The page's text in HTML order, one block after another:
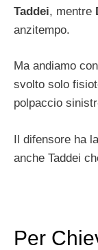
Taddei, mentre
anzitempo.
Ma andiamo
svolto solo
polpaccio
Il difensore ha
anche Taddei
Per